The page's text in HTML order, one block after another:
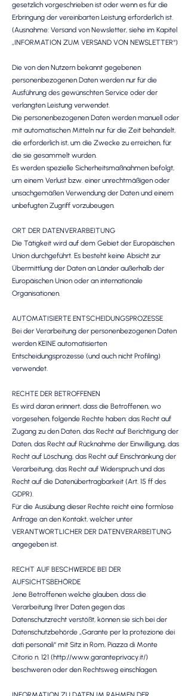
gesetzlich vorgeschrieben ist oder wenn es für die
Erbringung der vereinbarten Leistung erforderlich ist.
(Ausnahme: Versand von Newsletter, siehe im Kapitel
„INFORMATION ZUM VERSAND VON NEWSLETTER“)
Die von den Nutzern bekannt gegebenen
personenbezogenen Daten werden nur für die
Ausführung des gewünschten Service oder der
verlangten Leistung verwendet.
Die personenbezogenen Daten werden manuell oder
mit automatischen Mitteln nur für die Zeit behandelt,
die erforderlich ist, um die Zwecke zu erreichen, für
die sie gesammelt wurden.
Es werden spezielle Sicherheitsmaßnahmen befolgt,
um einem Verlust bzw. einer unrechtmäßigen oder
unsachgemäßen Verwendung der Daten und einem
unbefugten Zugriff vorzubeugen.
ORT DER DATENVERARBEITUNG
Die Tätigkeit wird auf dem Gebiet der Europäischen
Union durchgeführt. Es besteht keine Absicht zur
Übermittlung der Daten an Länder außerhalb der
Europäischen Union oder an internationale
Organisationen.
AUTOMATISIERTE ENTSCHEIDUNGSPROZESSE
Bei der Verarbeitung der personenbezogenen Daten
werden KEINE automatisierten
Entscheidungsprozesse (und auch nicht Profiling)
verwendet.
RECHTE DER BETROFFENEN
Es wird daran erinnert, dass die Betroffenen, wo
vorgesehen, folgende Rechte haben: das Recht auf
Zugang zu den Daten, das Recht auf Berichtigung der
Daten, das Recht auf Rücknahme der Einwilligung, das
Recht auf Löschung, das Recht auf Einschränkung der
Verarbeitung, das Recht auf Widerspruch und das
Recht auf die Datenübertragbarkeit (Art. 15 ff des
GDPR).
Für die Ausübung dieser Rechte reicht eine formlose
Anfrage an den Kontakt, welcher unter
VERANTWORTLICHER DER DATENVERARBEITUNG
angegeben ist.
RECHT AUF BESCHWERDE BEI DER
AUFSICHTSBEHÖRDE
Jene Betroffenen welche glauben, dass die
Verarbeitung Ihrer Daten gegen das
Datenschutzrecht verstößt, können sie sich bei der
Datenschutzbehörde „Garante per la protezione dei
dati personali“ mit Sitz in Rom, Piazza di Monte
Citorio n. 121 (http://www.garanteprivacy.it/)
beschweren oder den Rechtsweg einschlagen.